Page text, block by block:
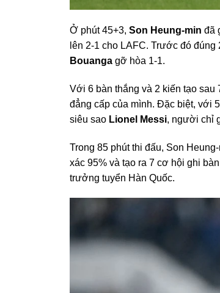
Ở phút 45+3, Son Heung-min đã
lên 2-1 cho LAFC. Trước đó
Bouanga gỡ hòa 1-1.
Với 6 bàn thắng và 2 kiến tạo
đẳng cấp của mình. Đặc biệt, với
siêu sao Lionel Messi, người chỉ
Trong 85 phút thi đấu, Son
xác 95% và tạo ra 7 cơ hội ghi
trưởng tuyển Hàn Quốc.